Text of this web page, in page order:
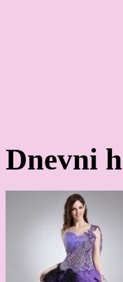
Dnevni